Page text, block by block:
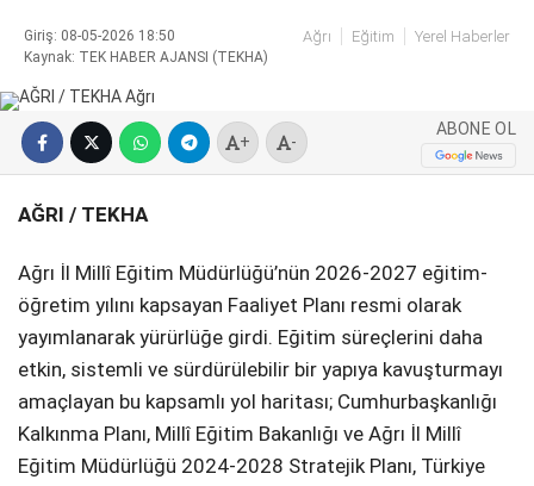
WhatsApp İhbar
Facebook
SIYASET
METEOROLOJI
SPOR
SERVISLER
Giriş: 08-05-2026 18:50
Kaynak: TEK HABER AJANSI (TEKHA)
Ağrı Eğitim Yerel Haberler
+ -
ABONE OL
AĞRI / TEKHA
Ağrı İl Millî Eğitim Müdürlüğü’nün 2026-2027 eğitim-
öğretim yılını kapsayan Faaliyet Planı resmi olarak
yayımlanarak yürürlüğe girdi. Eğitim süreçlerini daha
etkin, sistemli ve sürdürülebilir bir yapıya kavuşturmayı
amaçlayan bu kapsamlı yol haritası; Cumhurbaşkanlığı
Kalkınma Planı, Millî Eğitim Bakanlığı ve Ağrı İl Millî
Eğitim Müdürlüğü 2024-2028 Stratejik Planı, Türkiye